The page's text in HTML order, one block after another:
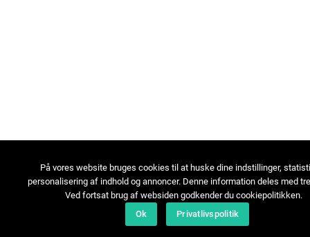
På vores website bruges cookies til at huske dine indstillinger,
personalisering af indhold og annoncer. Denne information deles med
Ved fortsat brug af websiden godkender du cookiepolitikken.
Ok
Privatlivspolitik